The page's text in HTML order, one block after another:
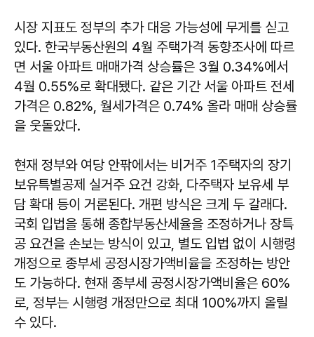
시장 지표도 정부의 추가 대응 가능성에 무게를 싣고
있다. 한국부동산원의 4월 주택가격 동향조사에 따르
면 서울 아파트 매매가격 상승률은 3월 0.34%에서
4월 0.55%로 확대됐다. 같은 기간 서울 아파트 전세
가격은 0.82%, 월세가격은 0.74% 올라 매매 상승률
을 웃돌았다.
현재 정부와 여당 안팎에서는 비거주 1주택자의 장기
보유특별공제 실거주 요건 강화, 다주택자 보유세 부
담 확대 등이 거론된다. 개편 방식은 크게 두 갈래다.
국회 입법을 통해 종합부동산세율을 조정하거나 장특
공 요건을 손보는 방식이 있고, 별도 입법 없이 시행령
개정으로 종부세 공정시장가액비율을 조정하는 방안
도 가능하다. 현재 종부세 공정시장가액비율은 60%
로, 정부는 시행령 개정만으로 최대 100%까지 올릴
수 있다.